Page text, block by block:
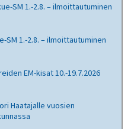
SM 1.-2.8. – ilmoittautuminen
SM 1.-2.8. – ilmoittautuminen
EM-kisat 10.-19.7.2026
Haatajalle vuosien